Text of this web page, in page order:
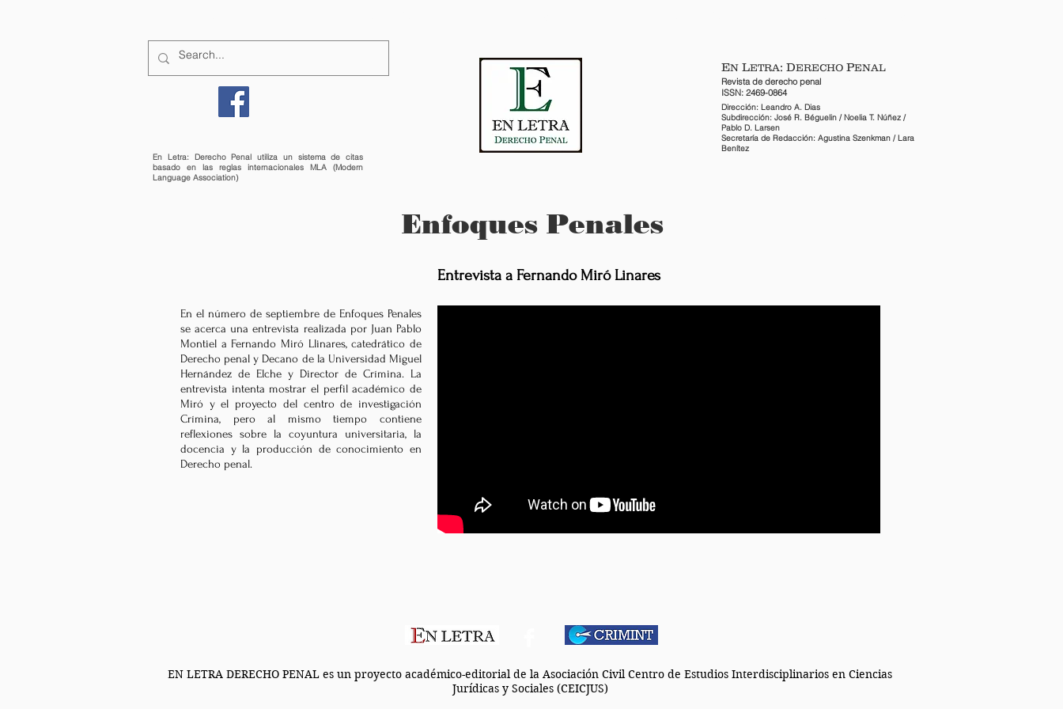
En Letra: Derecho Penal utiliza un sistema de citas
basado en las reglas internacionales MLA (Modern
Language Association)
EN LETRA: DERECHO PENAL
Revista de derecho penal
ISSN: 2469-0864
Dirección: Leandro A. Dias
Subdirección: José R. Béguelin / Noelia T. Núñez /
Pablo D. Larsen
Secretaría de Redacción: Agustina Szenkman / Lara
Benítez
Enfoques Penales
Entrevista a Fernando Miró Linares
En el número de septiembre de Enfoques Penales
se acerca una entrevista realizada por Juan Pablo
Montiel a Fernando Miró Llinares, catedrático de
Derecho penal y Decano de la Universidad Miguel
Hernández de Elche y Director de Crímina. La
entrevista intenta mostrar el perfil académico de
Miró y el proyecto del centro de investigación
Crímina, pero al mismo tiempo contiene
reflexiones sobre la coyuntura universitaria, la
docencia y la producción de conocimiento en
Derecho penal.
EN LETRA DERECHO PENAL es un proyecto académico-editorial de la Asociación Civil Centro de Estudios Interdisciplinarios en Ciencias
Jurídicas y Sociales (CEICJUS)